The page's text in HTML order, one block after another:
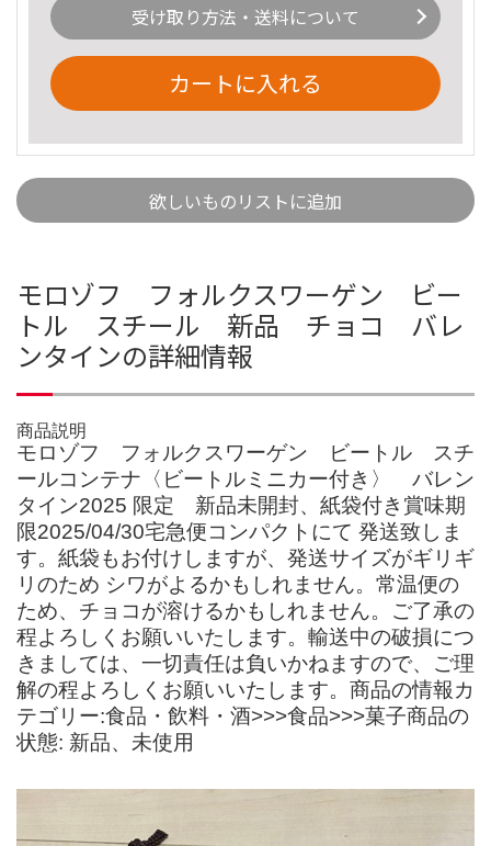
受け取り方法・送料について
カートに入れる
欲しいものリストに追加
モロゾフ フォルクスワーゲン ビー
トル スチール 新品 チョコ バレ
ンタインの詳細情報
商品説明
モロゾフ フォルクスワーゲン ビートル スチ
ールコンテナ〈ビートルミニカー付き〉 バレン
タイン2025 限定 新品未開封、紙袋付き賞味期
限2025/04/30宅急便コンパクトにて 発送致しま
す。紙袋もお付けしますが、発送サイズがギリギ
リのため シワがよるかもしれません。常温便の
ため、チョコが溶けるかもしれません。ご了承の
程よろしくお願いいたします。輸送中の破損につ
きましては、一切責任は負いかねますので、ご理
解の程よろしくお願いいたします。商品の情報カ
テゴリー:食品・飲料・酒>>>食品>>>菓子商品の
状態: 新品、未使用